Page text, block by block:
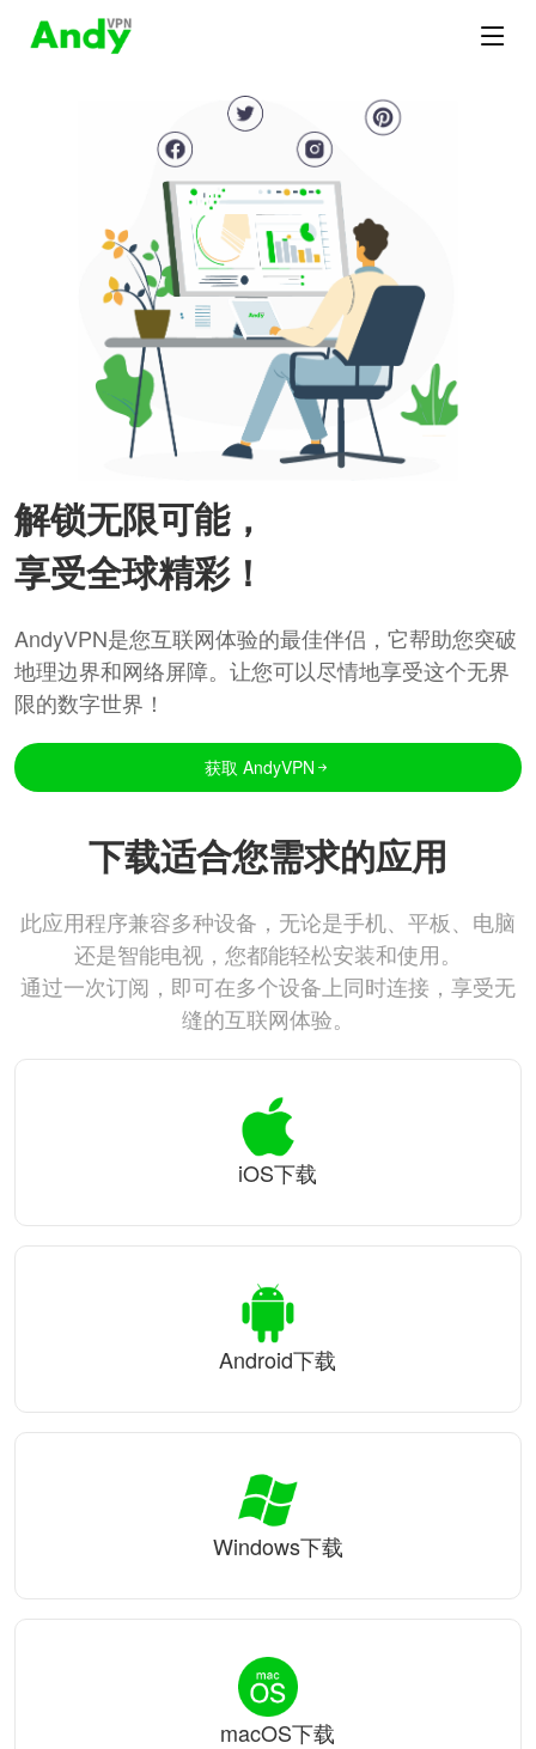
解锁无限可能，
享受全球精彩！
AndyVPN是您互联网体验的最佳伴侣，它帮助您突破
地理边界和网络屏障。让您可以尽情地享受这个无界
限的数字世界！
获取 AndyVPN
下载适合您需求的应用
此应用程序兼容多种设备，无论是手机、平板、电脑
还是智能电视，您都能轻松安装和使用。
通过一次订阅，即可在多个设备上同时连接，享受无
缝的互联网体验。
iOS下载
Android下载
Windows下载
macOS下载